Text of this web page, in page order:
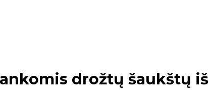
drožtų šaukštų iš